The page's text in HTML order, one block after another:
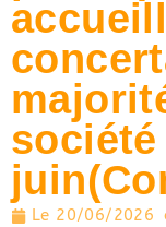
Le 20/06/2026